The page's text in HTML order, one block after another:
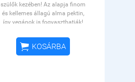
szülők kezében! Az alapja finom
és kellemes állagú alma pektin,
így vegánok is fogyaszthatják!
tartalmaz, ráadásul hozzáadott
cukor nélkül, természetes
gyümölcsízesítéssel készül! Már
 KOSÁRBA